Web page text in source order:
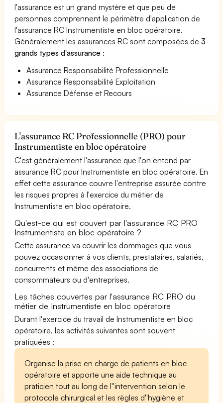
l'assurance est un grand mystère et que peu de
personnes comprennent le périmètre d'application de
l'assurance RC Instrumentiste en bloc opératoire.
Généralement les assurances RC sont composées de3
grands types d'assurance :
Assurance Responsabilité Professionnelle
Assurance Responsabilité Exploitation
Assurance Défense et Recours
L'assurance RC Professionnelle (PRO) pour
Instrumentiste en bloc opératoire
C'est généralement l'assurance que l'on entend par
assurance RC pour Instrumentiste en bloc opératoire. En
effet cette assurance couvre l'entreprise assurée contre
les risques propres à l'exercice du métier de
Instrumentiste en bloc opératoire.
Qu'est-ce qui est couvert par l'assurance RC PRO
Instrumentiste en bloc opératoire ?
Cette assurance va couvrir les dommages que vous
pouvez occasionner à vos clients, prestataires, salariés,
concurrents et même des associations de
consommateurs ou d'entreprises.
Les tâches couvertes par l'assurance RC PRO du
métier de Instrumentiste en bloc opératoire
Durant l'exercice du travail de Instrumentiste en bloc
opératoire, les activités suivantes sont souvent
pratiquées :
Organise la prise en charge de patients en bloc
opératoire et apporte une aide technique au
praticien tout au long de l''intervention selon le
protocole chirurgical et les règles d''hygiène et